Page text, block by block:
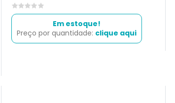
Em estoque!
Preço por quantidade: clique aqui